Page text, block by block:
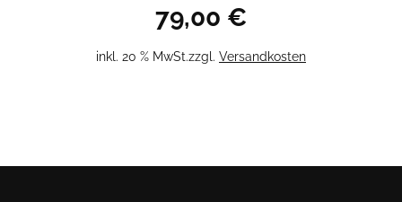
79,00 €
inkl. 20 % MwSt.zzgl. Versandkosten